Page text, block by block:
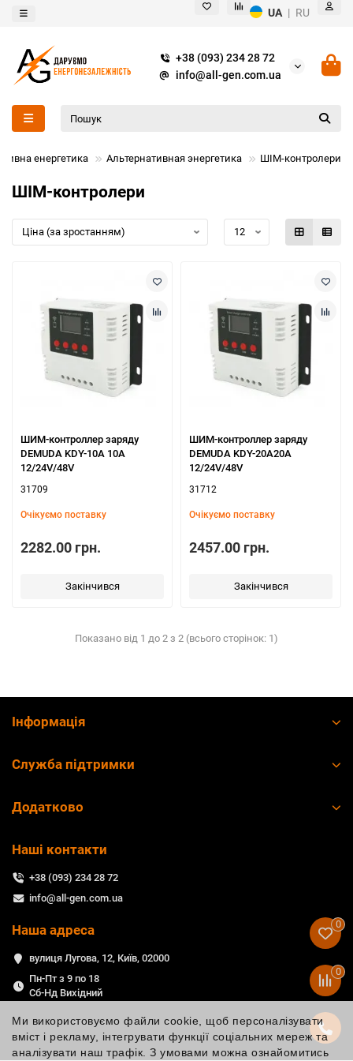
UA | RU
+38 (093) 234 28 72
info@all-gen.com.ua
енергетика Альтернативная энергетика ШIМ-контролери
ШIМ-контролери
ШИМ-контроллер заряду
DEMUDA KDY-10A 10А
12/24V/48V
31709
Очікуємо поставку
2282.00 грн.
Закінчився
ШИМ-контроллер заряду
DEMUDA KDY-20A20A
12/24V/48V
31712
Очікуємо поставку
2457.00 грн.
Закінчився
Показано від 1 до 2 з 2 (всього сторінок: 1)
Ми використовуємо файли cookie, щоб персоналізувати
вміст і рекламу, інтегрувати функції соціальних мереж та
аналізувати наш трафік. З умовами можна ознайомитись
Інформація
Служба підтримки
Додатково
Наші контакти
+38 (093) 234 28 72
info@all-gen.com.ua
Наша адреса
вулиця Лугова, 12, Київ, 02000
Пн-Пт з 9 по 18
Сб-Нд Вихідний
0
0